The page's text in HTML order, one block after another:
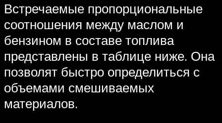
Встречаемые пропорциональные
соотношения между маслом и
бензином в составе топлива
представлены в таблице ниже. Она
позволят быстро определиться с
объемами смешиваемых
материалов.